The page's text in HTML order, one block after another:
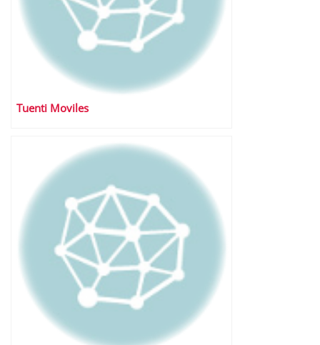
Tuenti Moviles